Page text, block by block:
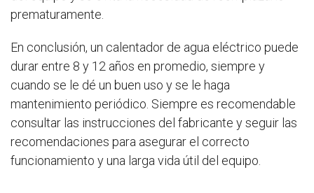
prematuramente.
En conclusión, un calentador de agua eléctrico puede
durar entre 8 y 12 años en promedio, siempre y
cuando se le dé un buen uso y se le haga
mantenimiento periódico. Siempre es recomendable
consultar las instrucciones del fabricante y seguir las
recomendaciones para asegurar el correcto
funcionamiento y una larga vida útil del equipo.